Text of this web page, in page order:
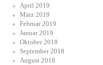
April 2019
März 2019
Februar 2019
Januar 2019
Oktober 2018
September 2018
August 2018